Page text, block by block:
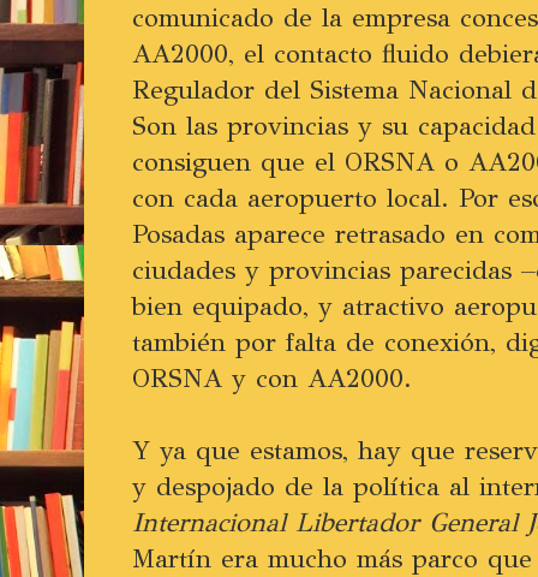
comunicado de la empresa
AA2000, el contacto fluido
Regulador del Sistema Nacional
Son las provincias y su
consiguen que el ORSNA o
con cada aeropuerto local. Por
Posadas aparece retrasado en
ciudades y provincias parecidas
bien equipado, y atractivo
también por falta de conexión,
ORSNA y con AA2000.
Y ya que estamos, hay que
y despojado de la política al
Internacional Libertador General
Martín era mucho más parco